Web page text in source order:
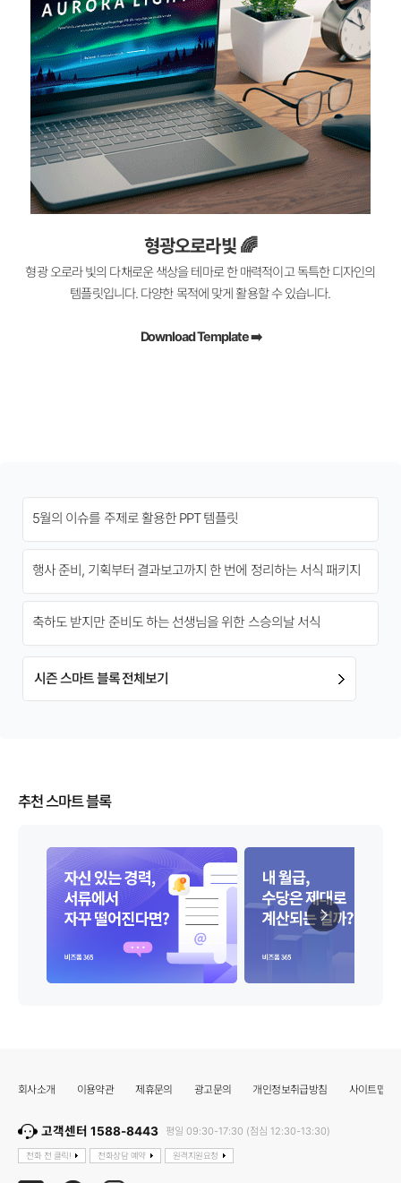
형광오로라빛​ 🌈
형광 오로라 빛의 다채로운 색상을 테마로 한 매력적이고 독특한 디자인의
템플릿입니다. 다양한 목적에 맞게 활용할 수 있습니다.
Download Template ➡️
5월의 이슈를 주제로 활용한 PPT 템플릿
행사 준비, 기획부터 결과보고까지 한 번에 정리하는 서식 패키지
축하도 받지만 준비도 하는 선생님을 위한 스승의날 서식
시즌 스마트 블록 전체보기
추천 스마트 블록
회사소개 이용약관 제휴문의 광고문의 개인정보취급방침 사이트맵
고객센터 1588-8443 평일 09:30-17:30 (점심 12:30-13:30)
전화 전 클릭! 전화상담 예약 원격지원요청